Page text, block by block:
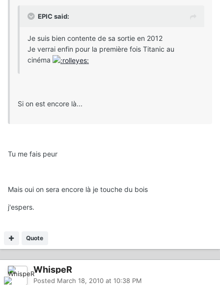
EPIC said:
Je suis bien contente de sa sortie en 2012
Je verrai enfin pour la première fois Titanic au
cinéma
Si on est encore là...
Tu me fais peur
Mais oui on sera encore là je touche du bois
j'espers.
Quote
WhispeR
Posted March 18, 2010 at 10:38 PM